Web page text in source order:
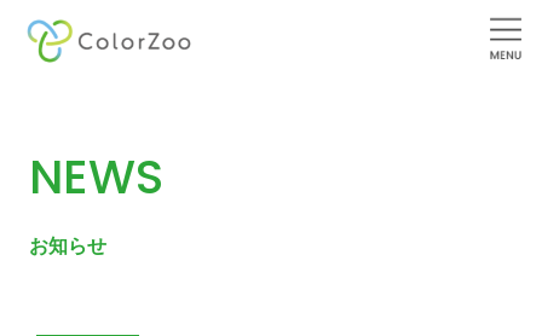
NEWS
お知らせ